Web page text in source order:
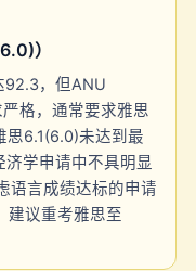
）
92.3，但ANU
格，通常要求雅思
6.1(6.0)未达到最
学申请中不具明显
语言成绩达标的申请
建议重考雅思至